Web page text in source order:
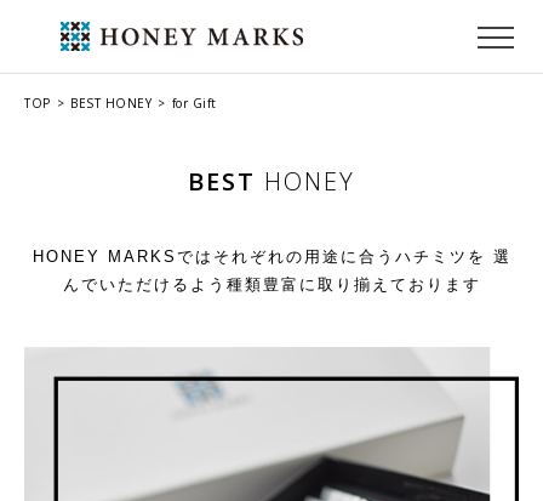
TOP BEST HONEY for Gift
BEST HONEY
HONEY MARKSではそれぞれの用途に合うハチミツを 選
んでいただけるよう種類豊富に取り揃えております